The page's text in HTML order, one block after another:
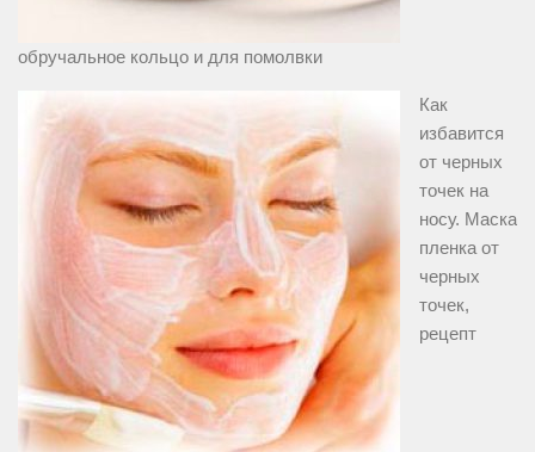
обручальное кольцо и для помолвки
Как
избавится
от черных
точек на
носу. Маска
пленка от
черных
точек,
рецепт